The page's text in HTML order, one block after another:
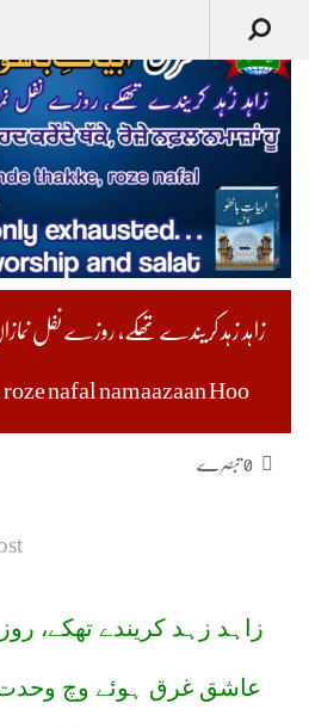
nafal namaazaan Hoo
زاہد زہد کریندے تھکے،
عاشق غرق ہوئے وچ